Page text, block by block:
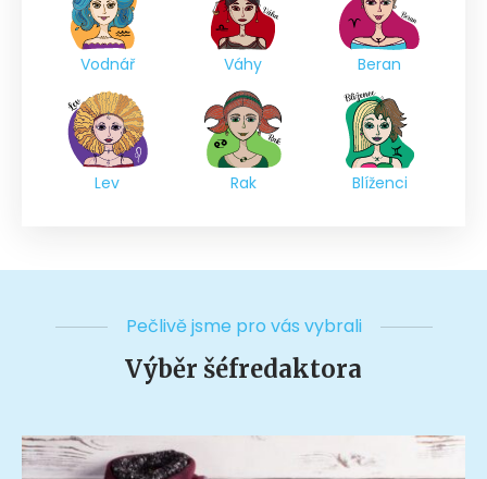
Vodnář Váhy Beran
Lev Rak Blíženci
Pečlivě jsme pro vás vybrali
Výběr šéfredaktora